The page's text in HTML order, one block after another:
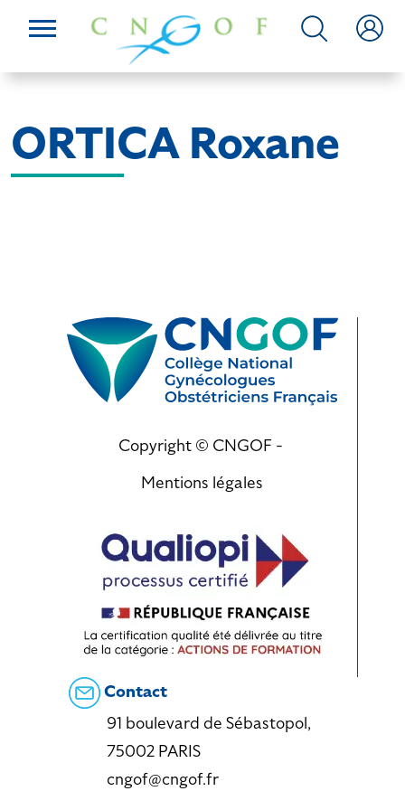
ORTICA Roxane
Copyright © CNGOF -
Mentions légales
Contact
91 boulevard de Sébastopol,
75002 PARIS
cngof@cngof.fr